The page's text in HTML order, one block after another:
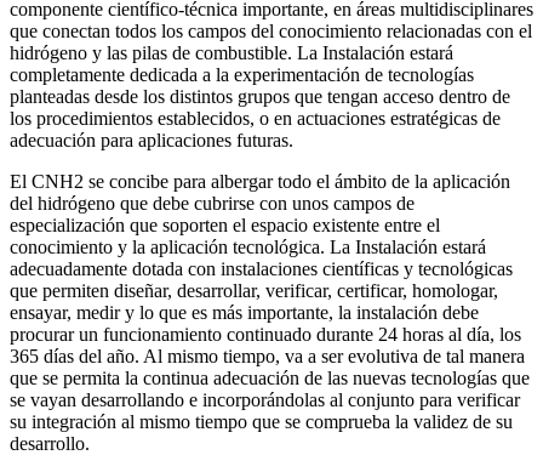
componente científico-técnica importante, en áreas multidisciplinares
que conectan todos los campos del conocimiento relacionadas con el
hidrógeno y las pilas de combustible. La Instalación estará
completamente dedicada a la experimentación de tecnologías
planteadas desde los distintos grupos que tengan acceso dentro de
los procedimientos establecidos, o en actuaciones estratégicas de
adecuación para aplicaciones futuras.
El CNH2 se concibe para albergar todo el ámbito de la aplicación
del hidrógeno que debe cubrirse con unos campos de
especialización que soporten el espacio existente entre el
conocimiento y la aplicación tecnológica. La Instalación estará
adecuadamente dotada con instalaciones científicas y tecnológicas
que permiten diseñar, desarrollar, verificar, certificar, homologar,
ensayar, medir y lo que es más importante, la instalación debe
procurar un funcionamiento continuado durante 24 horas al día, los
365 días del año. Al mismo tiempo, va a ser evolutiva de tal manera
que se permita la continua adecuación de las nuevas tecnologías que
se vayan desarrollando e incorporándolas al conjunto para verificar
su integración al mismo tiempo que se comprueba la validez de su
desarrollo.